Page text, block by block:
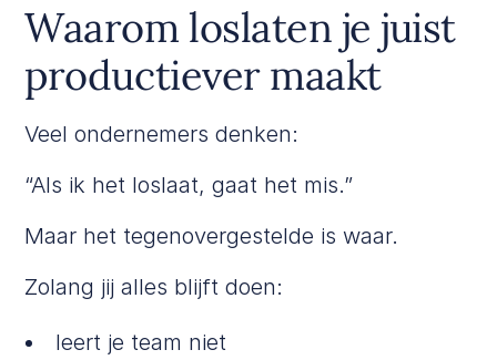
Waarom loslaten je juist
productiever maakt
Veel ondernemers denken:
“Als ik het loslaat, gaat het mis.”
Maar het tegenovergestelde is waar.
Zolang jij alles blijft doen:
leert je team niet